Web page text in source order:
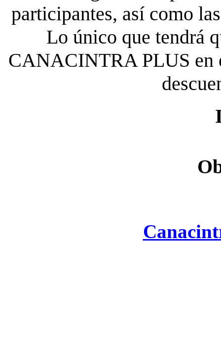
participantes, así como
Lo único que tendrá
CANACINTRA PLUS en